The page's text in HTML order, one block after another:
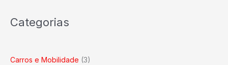
Categorias
Carros e Mobilidade (3)